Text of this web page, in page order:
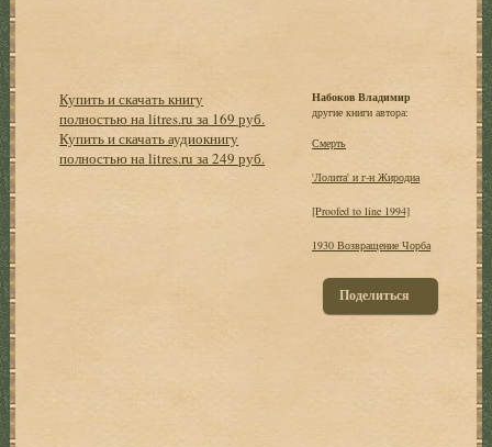
Купить и скачать книгу
полностью на litres.ru за 169 руб.
Купить и скачать аудиокнигу
полностью на litres.ru за 249 руб.
Набоков Владимир
другие книги автора:
Смерть
'Лолита' и г-н Жиродиа
[Proofed to line 1994]
1930 Возвращение Чорба
Поделиться